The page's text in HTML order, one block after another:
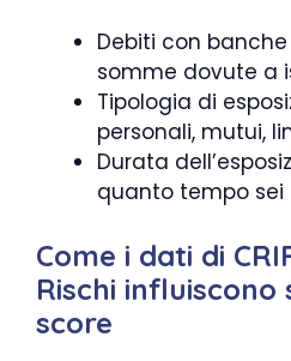
Debiti con
somme dovute a
Tipologia di
personali, mutui,
Durata
quanto tempo sei
Come i dati di
Rischi
score